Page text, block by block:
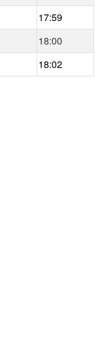
17:59
18:00
18:02